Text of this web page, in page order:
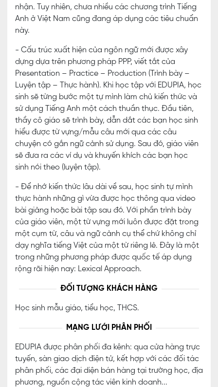
nhận. Tuy nhiên, chưa nhiều các chương trình Tiếng
Anh ở Việt Nam cũng đang áp dụng các tiêu chuẩn
này.
- Cấu trúc xuất hiện của ngôn ngữ mới được xây
dựng dựa trên phương pháp PPP, viết tắt của
Presentation – Practice – Production (Trình bày –
Luyện tập – Thực hành). Khi học tập với EDUPIA, học
sinh sẽ từng bước một tự mình làm chủ kiến thức và
sử dụng Tiếng Anh một cách thuần thục. Đầu tiên,
thầy cô giáo sẽ trình bày, dẫn dắt các bạn học sinh
hiểu được từ vựng/mẫu câu mới qua các câu
chuyện có gắn ngữ cảnh sử dụng. Sau đó, giáo viên
sẽ đưa ra các ví dụ và khuyến khích các bạn học
sinh nói theo (luyện tập).
- Để nhớ kiến thức lâu dài về sau, học sinh tự mình
thực hành những gì vừa được học thông qua video
bài giảng hoặc bài tập sau đó. Với phần trình bày
của giáo viên, một từ vựng mới luôn được đặt trong
một cụm từ, câu và ngữ cảnh cụ thể chứ không chỉ
dạy nghĩa tiếng Việt của một từ riêng lẻ. Đây là một
trong những phương pháp được quốc tế áp dụng
rộng rãi hiện nay: Lexical Approach.
ĐỐI TƯỢNG KHÁCH HÀNG
Học sinh mẫu giáo, tiểu học, THCS.
MẠNG LƯỚI PHÂN PHỐI
EDUPIA được phân phối đa kênh: qua cửa hàng trực
tuyến, sàn giao dịch điện tử, kết hợp với các đối tác
phân phối, các đại diện bán hàng tại trường học, địa
phương, nguồn cộng tác viên kinh doanh...